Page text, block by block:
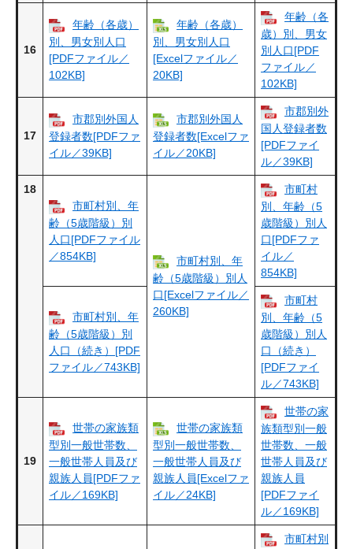
16
年齢（各歳）
別、男女別人口
[PDFファイル／
102KB]
年齢（各歳）
別、男女別人口
[Excelファイル／
20KB]
年齢（各
歳）別、男女
別人口[PDF
ファイル／
102KB]
17
市郡別外国人
登録者数[PDFファ
イル／39KB]
市郡別外国人
登録者数[Excelファ
イル／20KB]
市郡別外
国人登録者数
[PDFファイ
ル／39KB]
18
市町村別、年
齢（5歳階級）別
人口[PDFファイル
／854KB]
市町村別、年
齢（5歳階級）別人
口[Excelファイル／
260KB]
市町村
別、年齢（5
歳階級）別人
口[PDFファ
イル／
854KB]
市町村別、年
齢（5歳階級）別
人口（続き）[PDF
ファイル／743KB]
市町村
別、年齢（5
歳階級）別人
口（続き）
[PDFファイ
ル／743KB]
19
世帯の家族類
型別一般世帯数、
一般世帯人員及び
親族人員[PDFファ
イル／169KB]
世帯の家族類
型別一般世帯数、
一般世帯人員及び
親族人員[Excelファ
イル／24KB]
世帯の家
族類型別一般
世帯数、一般
世帯人員及び
親族人員
[PDFファイ
ル／169KB]
市町村別